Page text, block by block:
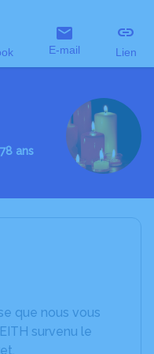
E-mail Lien
ans
que nous vous
survenu le